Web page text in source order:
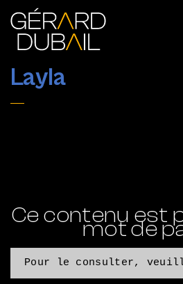
Layla
Ce contenu est
mot de
Pour le consulter,